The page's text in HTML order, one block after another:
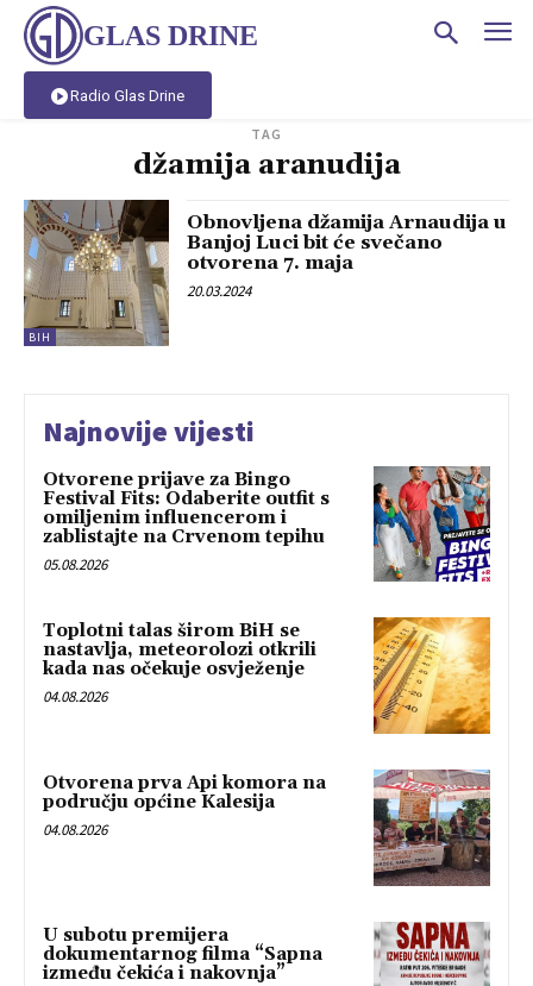
GLAS DRINE
Radio Glas Drine
TAG
džamija aranudija
BIH
Obnovljena džamija Arnaudija u
Banjoj Luci bit će svečano
otvorena 7. maja
20.03.2024
Najnovije vijesti
Otvorene prijave za Bingo
Festival Fits: Odaberite outfit s
omiljenim influencerom i
zablistajte na Crvenom tepihu
05.08.2026
Toplotni talas širom BiH se
nastavlja, meteorolozi otkrili
kada nas očekuje osvježenje
04.08.2026
Otvorena prva Api komora na
području općine Kalesija
04.08.2026
U subotu premijera
dokumentarnog filma “Sapna
između čekića i nakovnja”